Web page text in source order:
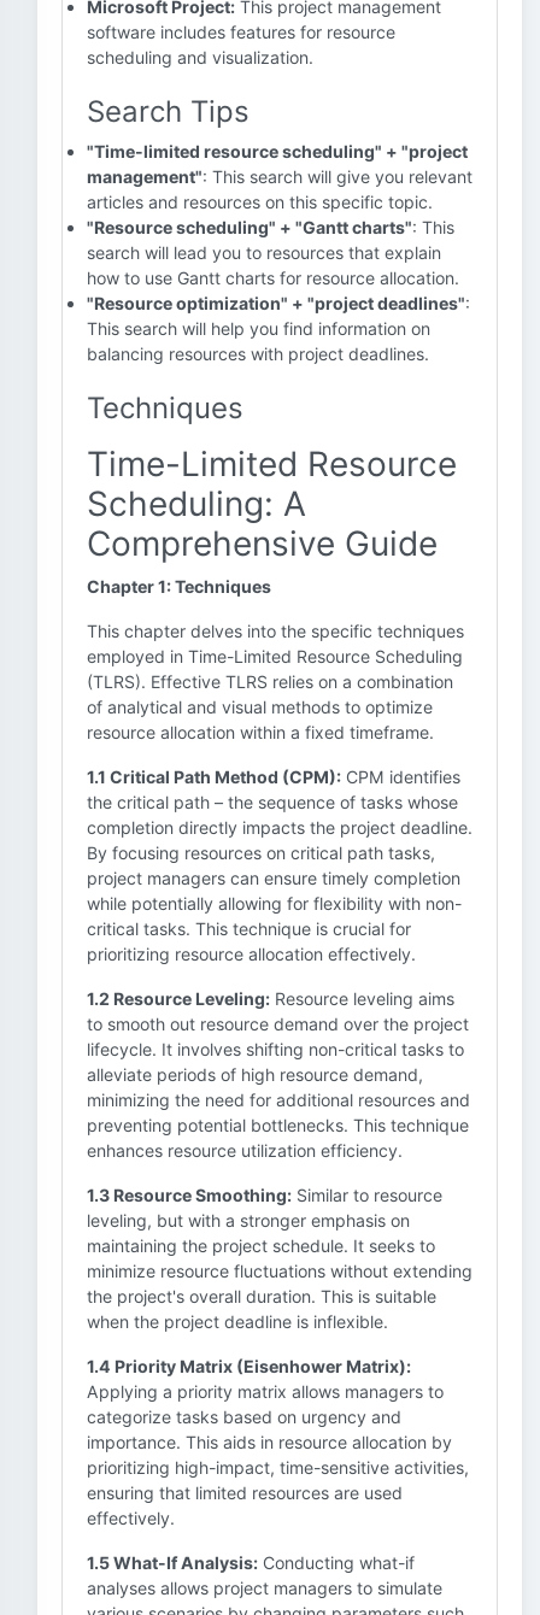
Microsoft Project: This project management
software includes features for resource
scheduling and visualization.
Search Tips
"Time-limited resource scheduling" + "project
management": This search will give you relevant
articles and resources on this specific topic.
"Resource scheduling" + "Gantt charts": This
search will lead you to resources that explain
how to use Gantt charts for resource allocation.
"Resource optimization" + "project deadlines":
This search will help you find information on
balancing resources with project deadlines.
Techniques
Time-Limited Resource
Scheduling: A
Comprehensive Guide
Chapter 1: Techniques
This chapter delves into the specific techniques
employed in Time-Limited Resource Scheduling
(TLRS). Effective TLRS relies on a combination
of analytical and visual methods to optimize
resource allocation within a fixed timeframe.
1.1 Critical Path Method (CPM): CPM identifies
the critical path – the sequence of tasks whose
completion directly impacts the project deadline.
By focusing resources on critical path tasks,
project managers can ensure timely completion
while potentially allowing for flexibility with non-
critical tasks. This technique is crucial for
prioritizing resource allocation effectively.
1.2 Resource Leveling: Resource leveling aims
to smooth out resource demand over the project
lifecycle. It involves shifting non-critical tasks to
alleviate periods of high resource demand,
minimizing the need for additional resources and
preventing potential bottlenecks. This technique
enhances resource utilization efficiency.
1.3 Resource Smoothing: Similar to resource
leveling, but with a stronger emphasis on
maintaining the project schedule. It seeks to
minimize resource fluctuations without extending
the project's overall duration. This is suitable
when the project deadline is inflexible.
1.4 Priority Matrix (Eisenhower Matrix):
Applying a priority matrix allows managers to
categorize tasks based on urgency and
importance. This aids in resource allocation by
prioritizing high-impact, time-sensitive activities,
ensuring that limited resources are used
effectively.
1.5 What-If Analysis: Conducting what-if
analyses allows project managers to simulate